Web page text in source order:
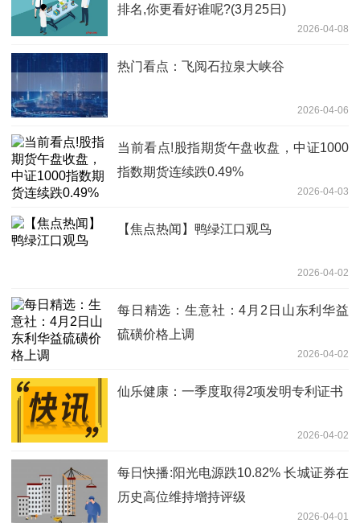
排名,你更看好谁呢?(3月25日)
2026-04-08
热门看点：飞阅石拉泉大峡谷
2026-04-06
当前看点!股指期货午盘收盘，中证1000
指数期货连续跌0.49%
2026-04-03
【焦点热闻】鸭绿江口观鸟
2026-04-02
每日精选：生意社：4月2日山东利华益
硫磺价格上调
2026-04-02
仙乐健康：一季度取得2项发明专利证书
2026-04-02
每日快播:阳光电源跌10.82% 长城证券在
历史高位维持增持评级
2026-04-01